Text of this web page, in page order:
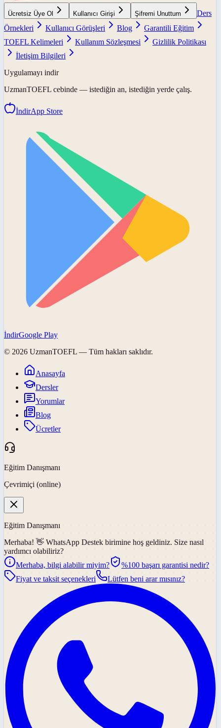
Ücretsiz Üye Ol Kullanıcı Girişi Şifremi Unuttum
Ders
Örnekleri
Kullanıcı Görüşleri Blog
Garantili Eğitim
TOEFL Kelimeleri
Kullanım Sözleşmesi
Gizlilik Politikası
İletişim Bilgileri
Uygulamayı indir
UzmanTOEFL cebinde — istediğin an, istediğin yerde çalış.
İndirApp Store
İndirGoogle Play
© 2026 UzmanTOEFL — Tüm hakları saklıdır.
Anasayfa
Dersler
Yorumlar
Blog
Ücretler
Eğitim Danışmanı
Çevrimiçi (online)
Eğitim Danışmanı
Merhaba! 👋 WhatsApp Destek birimine hoş geldiniz. Size nasıl
yardımcı olabiliriz?
Merhaba, bilgi alabilir miyim?
%100 başarı garantisi nedir?
Fiyat ve taksit seçenekleri
Lütfen beni arar mısınız?